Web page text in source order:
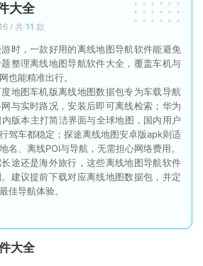
大全
/ 共 11 款
时，一款好用的离线地图导航软件能避免
整理离线地图导航软件大全，覆盖车机与
也能精准出行。
地图车机版离线地图数据包专为车载导航
与实时路况，安装后即可离线检索；华为
版本主打简洁界面与全球地图，国内用户
驾车都稳定；探途离线地图安卓版apk则适
名、离线POI与导航，无需担心网络费用。
途还是海外旅行，这些离线地图导航软件
建议提前下载对应离线地图数据包，并定
佳导航体验。
大全